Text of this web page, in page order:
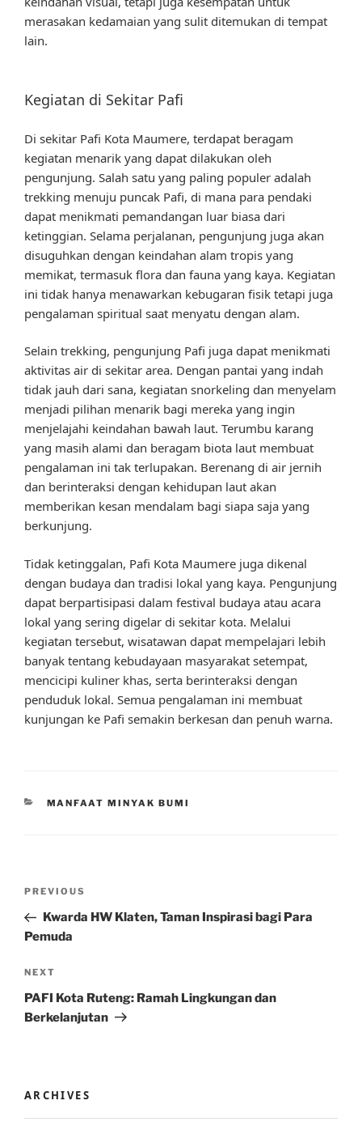
merasakan kedamaian yang sulit ditemukan di tempat
lain.
Kegiatan di Sekitar Pafi
Di sekitar Pafi Kota Maumere, terdapat beragam
kegiatan menarik yang dapat dilakukan oleh
pengunjung. Salah satu yang paling populer adalah
trekking menuju puncak Pafi, di mana para pendaki
dapat menikmati pemandangan luar biasa dari
ketinggian. Selama perjalanan, pengunjung juga akan
disuguhkan dengan keindahan alam tropis yang
memikat, termasuk flora dan fauna yang kaya. Kegiatan
ini tidak hanya menawarkan kebugaran fisik tetapi juga
pengalaman spiritual saat menyatu dengan alam.
Selain trekking, pengunjung Pafi juga dapat menikmati
aktivitas air di sekitar area. Dengan pantai yang indah
tidak jauh dari sana, kegiatan snorkeling dan menyelam
menjadi pilihan menarik bagi mereka yang ingin
menjelajahi keindahan bawah laut. Terumbu karang
yang masih alami dan beragam biota laut membuat
pengalaman ini tak terlupakan. Berenang di air jernih
dan berinteraksi dengan kehidupan laut akan
memberikan kesan mendalam bagi siapa saja yang
berkunjung.
Tidak ketinggalan, Pafi Kota Maumere juga dikenal
dengan budaya dan tradisi lokal yang kaya. Pengunjung
dapat berpartisipasi dalam festival budaya atau acara
lokal yang sering digelar di sekitar kota. Melalui
kegiatan tersebut, wisatawan dapat mempelajari lebih
banyak tentang kebudayaan masyarakat setempat,
mencicipi kuliner khas, serta berinteraksi dengan
penduduk lokal. Semua pengalaman ini membuat
kunjungan ke Pafi semakin berkesan dan penuh warna.
CATEGORIES
MANFAAT MINYAK BUMI
Previous
Post
PREVIOUS
Kwarda HW Klaten, Taman Inspirasi bagi Para
Pemuda
Next
Post
NEXT
PAFI Kota Ruteng: Ramah Lingkungan dan
Berkelanjutan
ARCHIVES